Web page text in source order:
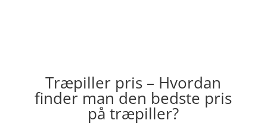
Træpiller pris – Hvordan
finder man den bedste pris
på træpiller?